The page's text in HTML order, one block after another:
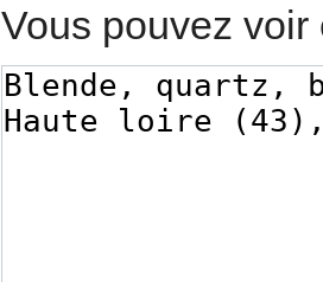
Vous pouvez